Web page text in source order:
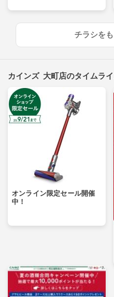
チラシを
カインズ 大町店のタイムラ
オンライン限定セール開催
中！